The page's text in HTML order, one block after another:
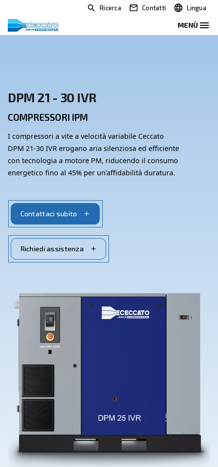
Ricerca Contatti
COMPRESSORI IPM
DPM 21 - 30 IVR
I compressori a vite a velocità variabile Ceccato
con tecnologia a motore PM, riducendo il
energetico fino al 45% per un'affidabilità
Richiedi assistenza